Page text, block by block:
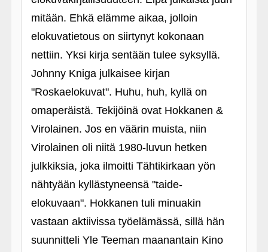
mitään. Ehkä elämme aikaa, jolloin
elokuvatietous on siirtynyt kokonaan
nettiin. Yksi kirja sentään tulee syksyllä.
Johnny Kniga julkaisee kirjan
"Roskaelokuvat". Huhu, huh, kyllä on
omaperäistä. Tekijöinä ovat Hokkanen &
Virolainen. Jos en väärin muista, niin
Virolainen oli niitä 1980-luvun hetken
julkkiksia, joka ilmoitti Tähtikirkaan yön
nähtyään kyllästyneensä "taide-
elokuvaan". Hokkanen tuli minuakin
vastaan aktiivissa työelämässä, sillä hän
suunnitteli Yle Teeman maanantain Kino